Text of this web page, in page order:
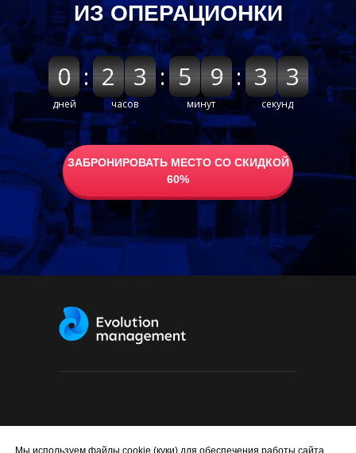
ИЗ ОПЕРАЦИОНКИ
1
0
0
1
дней
: 0
2
2
0 0
3
3
0
часов
: 0
5
5
0 0
9
9
0
минут
: 4
3
3
4 3
2
2
3
секунд
ЗАБРОНИРОВАТЬ МЕСТО СО СКИДКОЙ
60%
Мы используем файлы cookie (куки) для обеспечения работы сайта,